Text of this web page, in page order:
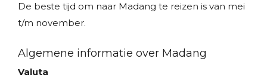
De beste tijd om naar Madang te reizen is van mei
t/m november.
Algemene informatie over Madang
Valuta